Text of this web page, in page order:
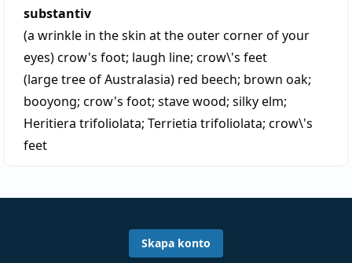
substantiv
(a wrinkle in the skin at the outer corner of your
eyes)crow's foot; laugh line; crow\'s feet
(large tree of Australasia) red beech; brown oak;
booyong; crow's foot; stave wood; silky elm;
Heritiera trifoliolata; Terrietia trifoliolata; crow\'s
feet
Skapa konto